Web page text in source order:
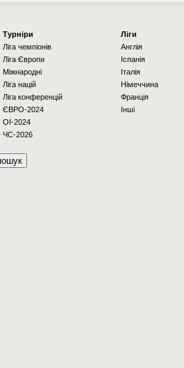
Турніри
Ліга чемпіонів
Ліга Європи
Міжнародні
Ліга націй
Ліга конференцій
ЄВРО-2024
OI-2024
ЧС-2026
Ліги
Англія
Іспанія
Італія
Німеччина
Франція
Інші